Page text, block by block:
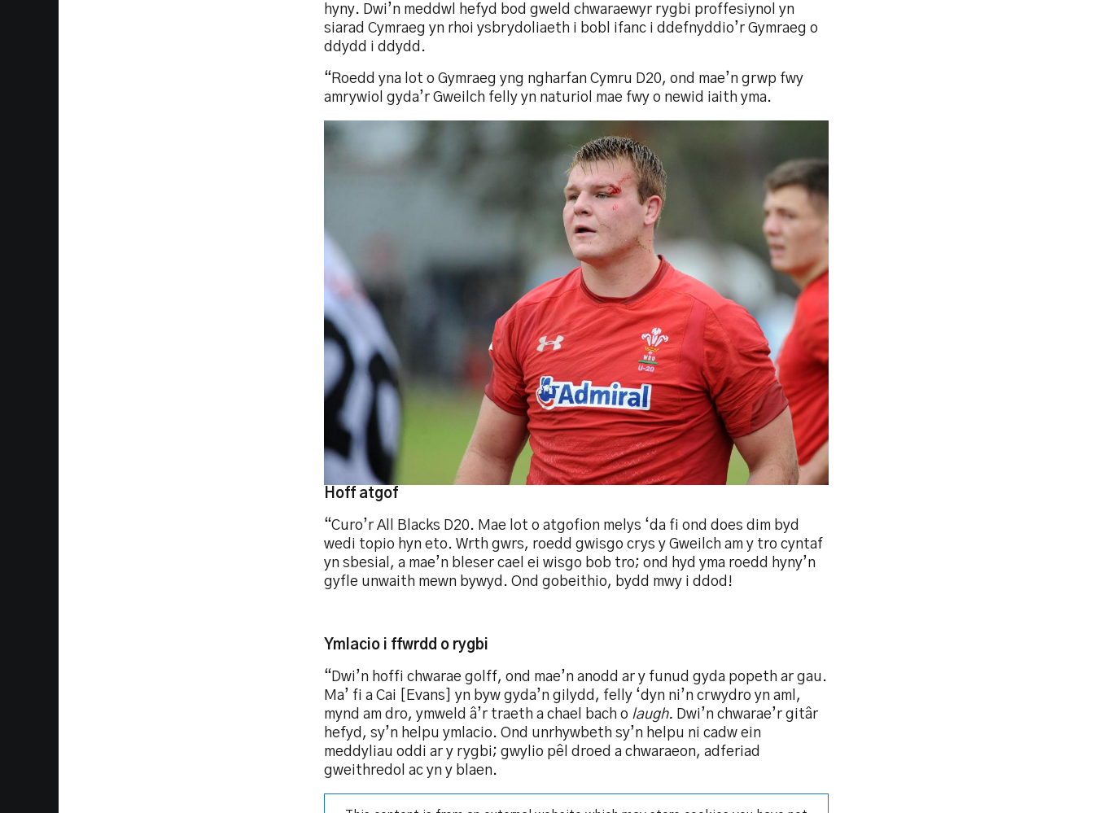
hyny. Dwi’n meddwl hefyd bod gweld chwaraewyr rygbi proffesiynol yn
siarad Cymraeg yn rhoi ysbrydoliaeth i bobl ifanc i ddefnyddio’r Gymraeg o
ddydd i ddydd.
“Roedd yna lot o Gymraeg yng ngharfan Cymru D20, ond mae’n grwp fwy
amrywiol gyda’r Gweilch felly yn naturiol mae fwy o newid iaith yma.
Hoff atgof
“Curo’r All Blacks D20. Mae lot o atgofion melys ‘da fi ond does dim byd
wedi topio hyn eto. Wrth gwrs, roedd gwisgo crys y Gweilch am y tro cyntaf
yn sbesial, a mae’n bleser cael ei wisgo bob tro; ond hyd yma roedd hyny’n
gyfle unwaith mewn bywyd. Ond gobeithio, bydd mwy i ddod!
Ymlacio i ffwrdd o rygbi
“Dwi’n hoffi chwarae golff, ond mae’n anodd ar y funud gyda popeth ar gau.
Ma’ fi a Cai [Evans] yn byw gyda’n gilydd, felly ‘dyn ni’n crwydro yn aml,
mynd am dro, ymweld â’r traeth a chael bach o laugh. Dwi’n chwarae’r gitâr
hefyd, sy’n helpu ymlacio. Ond unrhywbeth sy’n helpu ni cadw ein
meddyliau oddi ar y rygbi; gwylio pêl droed a chwaraeon, adferiad
gweithredol ac yn y blaen.